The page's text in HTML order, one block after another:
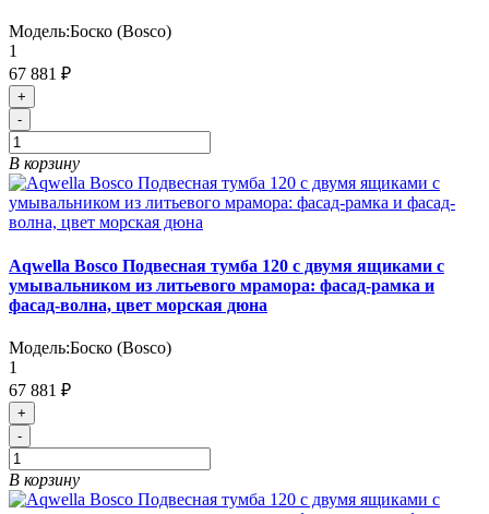
Модель:Боско (Bosco)
1
67 881 ₽
+
-
В корзину
Aqwella Bosco Подвесная тумба 120 с двумя ящиками с
умывальником из литьевого мрамора: фасад-рамка и
фасад-волна, цвет морская дюна
Модель:Боско (Bosco)
1
67 881 ₽
+
-
В корзину